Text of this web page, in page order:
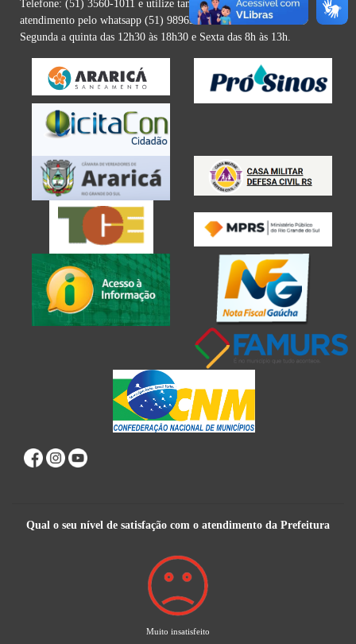
Telefone: (51) 3560-1011 e utilize tambem nossa plataforma de
atendimento pelo whatsapp (51) 98963-5425
Segunda a quinta das 12h30 às 18h30 e Sexta das 8h às 13h.
Qual o seu nível de satisfação com o atendimento da Prefeitura
Muito insatisfeito